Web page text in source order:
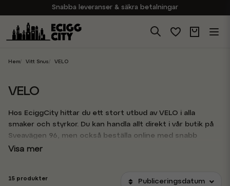
Snabba leveranser & säkra betalningar
Handla i vår butik på Sveavägen
Brett sortiment av produkter
Hem Vitt Snus VELO
VELO
Hos EciggCity hittar du ett stort utbud av VELO i alla
smaker och styrkor. Du kan handla allt direkt i vår butik på
Sveavägen 96, men också beställa online med snabb
leverans. Vi har alltid färska dosor och ett brett sortiment
Visa mer
15 produkter Publiceringsdatum